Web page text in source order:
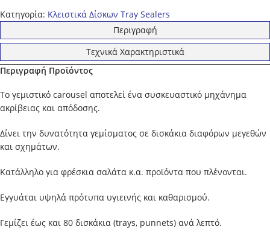
Κατηγορία: Κλειστικά Δίσκων Tray Sealers
Περιγραφή
Τεχνικά Χαρακτηριστικά
Περιγραφή Προϊόντος
Το γεμιστικό carousel αποτελεί ένα συσκευαστικό μηχάνημα
ακρίβειας και απόδοσης.
Δίνει την δυνατότητα γεμίσματος σε δισκάκια διαφόρων μεγεθών
και σχημάτων.
Κατάλληλο για φρέσκια σαλάτα κ.α. προϊόντα που πλένονται.
Εγγυάται υψηλά πρότυπα υγιεινής και καθαρισμού.
Γεμίζει έως και 80 δισκάκια (trays, punnets) ανά λεπτό.